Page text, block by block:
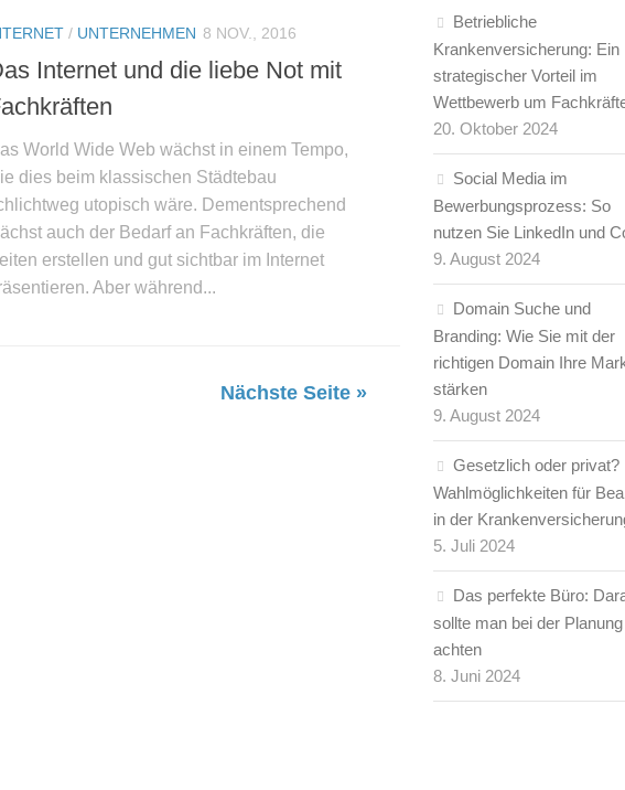
/ UNTERNEHMEN 8 NOV., 2016
Internet und die liebe Not mit
World Wide Web wächst in einem Tempo,
dies beim klassischen Städtebau
utopisch wäre. Dementsprechend
auch der Bedarf an Fachkräften, die
erstellen und gut sichtbar im Internet
Aber während...
Nächste Seite »
Betriebliche
Krankenversicherung: Ein
strategischer Vorteil im
Wettbewerb um
20. Oktober 2024
Social Media im
Bewerbungsprozess: So
nutzen Sie LinkedIn und
9. August 2024
Domain Suche und
Branding: Wie Sie mit der
richtigen Domain Ihre
stärken
9. August 2024
Gesetzlich oder privat?
Wahlmöglichkeiten für
in der
5. Juli 2024
Das perfekte Büro:
sollte man bei der Planung
achten
8. Juni 2024